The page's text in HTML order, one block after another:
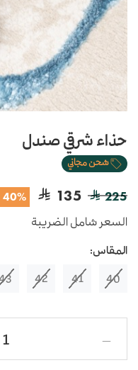
حذاء شرقي صندل
شحن مجاني
225
135 40% عرض
السعر شامل الضريبة
المقاس:
40
41
42